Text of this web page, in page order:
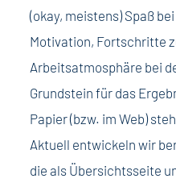
(okay, meistens) Spaß
Motivation, Fortschritte
Arbeitsatmosphäre bei
Grundstein für das
Papier (bzw. im Web)
Aktuell entwickeln wir
die als Übersichtsseite